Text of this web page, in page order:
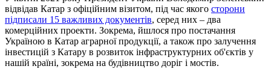
відвідав Катар з офіційним візитом, під час якого сторони
підписали 15 важливих документів, серед них – два
комерційних проекти. Зокрема, йшлося про постачання
Україною в Катар аграрної продукції, а також про залучення
інвестицій з Катару в розвиток інфраструктурних об'єктів у
нашій країні, зокрема на будівництво доріг і мостів.